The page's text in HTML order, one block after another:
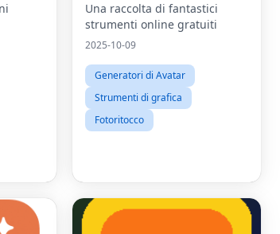
Una raccolta di fantastici
strumenti online gratuiti
2025-10-09
Generatori di Avatar
Strumenti di grafica
Fotoritocco